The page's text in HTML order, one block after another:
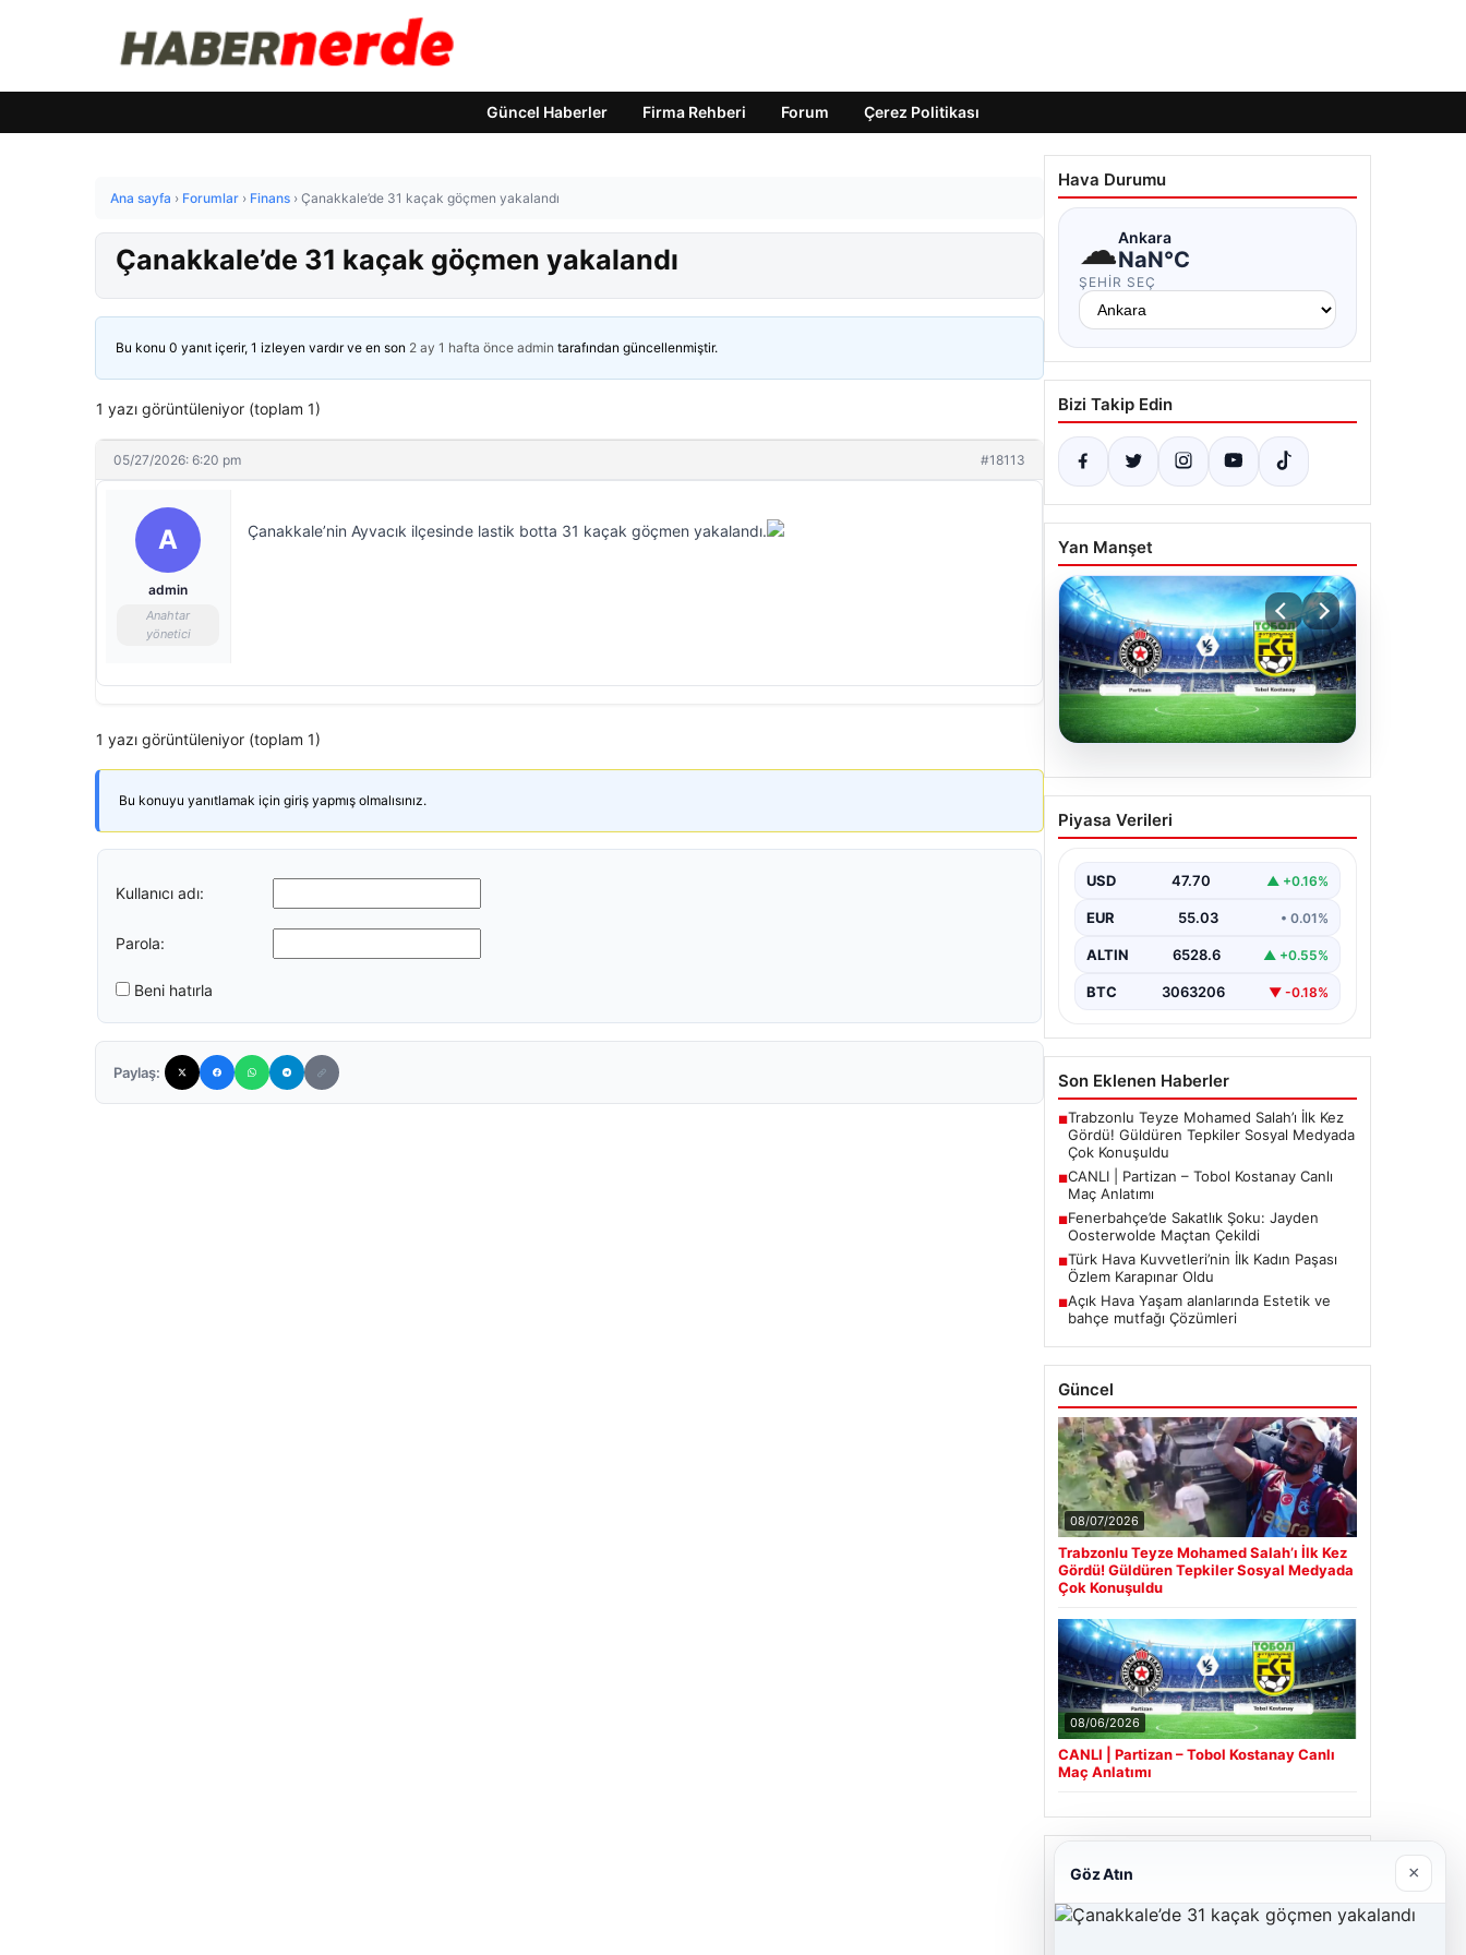
Güncel Haberler Firma Rehberi Forum Çerez Politikası
Ana sayfa › Forumlar › Finans › Çanakkale’de 31 kaçak göçmen yakalandı
Çanakkale’de 31 kaçak göçmen yakalandı
Bu konu 0 yanıt içerir, 1 izleyen vardır ve en son 2 ay 1 hafta önce admin tarafından güncellenmiştir.
1 yazı görüntüleniyor (toplam 1)
05/27/2026: 6:20 pm #18113
A
admin
Anahtar
yönetici
Çanakkale’nin Ayvacık ilçesinde lastik botta 31 kaçak göçmen yakalandı.
1 yazı görüntüleniyor (toplam 1)
Bu konuyu yanıtlamak için giriş yapmış olmalısınız.
Kullanıcı adı:
Parola:
Beni hatırla
Paylaş:
Hava Durumu
☁Ankara
NaN°C
ŞEHIR SEÇ
Bizi Takip Edin
Yan Manşet
06.08.2026
CANLI | Partizan – Tobol
Kostanay Canlı Maç
Piyasa Verileri
USD 47.70 ▲ +0.16%
EUR 55.03 • 0.01%
ALTIN 6528.6 ▲ +0.55%
BTC 3063206 ▼ -0.18%
Son Eklenen Haberler
■Trabzonlu Teyze Mohamed Salah’ı İlk Kez
Gördü! Güldüren Tepkiler Sosyal Medyada
Çok Konuşuldu
■CANLI | Partizan – Tobol Kostanay Canlı
Maç Anlatımı
■Fenerbahçe’de Sakatlık Şoku: Jayden
Oosterwolde Maçtan Çekildi
■Türk Hava Kuvvetleri’nin İlk Kadın Paşası
Özlem Karapınar Oldu
■Açık Hava Yaşam alanlarında Estetik ve
bahçe mutfağı Çözümleri
Güncel
08/07/2026
Trabzonlu Teyze Mohamed Salah’ı İlk Kez
Gördü! Güldüren Tepkiler Sosyal Medyada
Çok Konuşuldu
08/06/2026
CANLI | Partizan – Tobol Kostanay Canlı
Maç Anlatımı
Cengiz Sigorta
Göz Atın ×